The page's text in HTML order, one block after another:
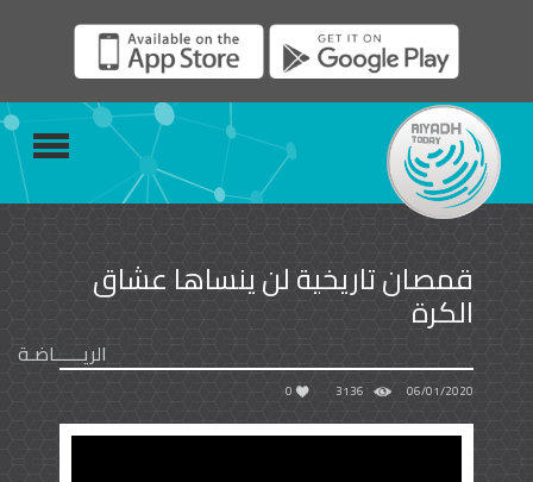
قمصان تاريخية لن ينساها عشاق
الكرة
الريــــــاضـة
06/01/2020
3136
0